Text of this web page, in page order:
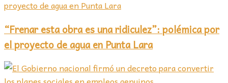
“Frenar esta obra es una ridiculez”: polémica por
el proyecto de agua en Punta Lara